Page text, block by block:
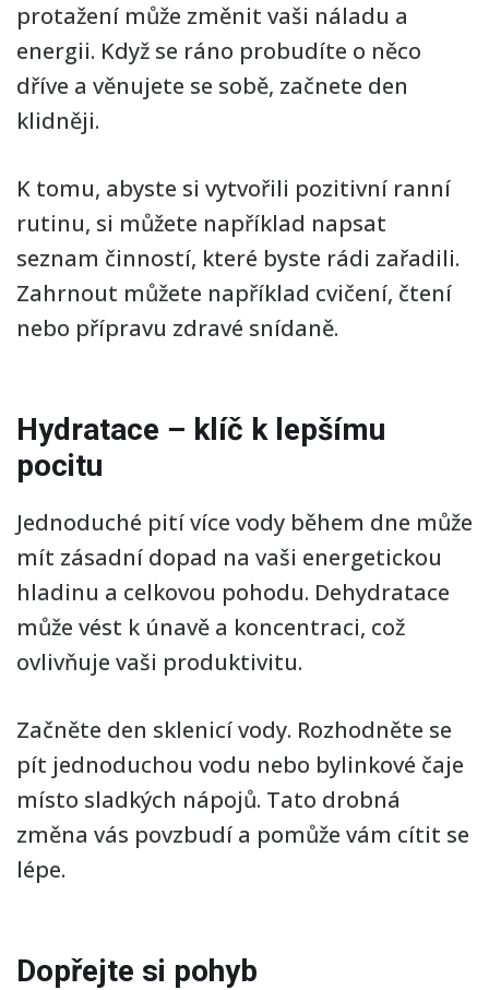
protažení může změnit vaši náladu a
energii. Když se ráno probudíte o něco
dříve a věnujete se sobě, začnete den
klidněji.
K tomu, abyste si vytvořili pozitivní ranní
rutinu, si můžete například napsat
seznam činností, které byste rádi zařadili.
Zahrnout můžete například cvičení, čtení
nebo přípravu zdravé snídaně.
Hydratace – klíč k lepšímu
pocitu
Jednoduché pití více vody během dne může
mít zásadní dopad na vaši energetickou
hladinu a celkovou pohodu. Dehydratace
může vést k únavě a koncentraci, což
ovlivňuje vaši produktivitu.
Začněte den sklenicí vody. Rozhodněte se
pít jednoduchou vodu nebo bylinkové čaje
místo sladkých nápojů. Tato drobná
změna vás povzbudí a pomůže vám cítit se
lépe.
Dopřejte si pohyb